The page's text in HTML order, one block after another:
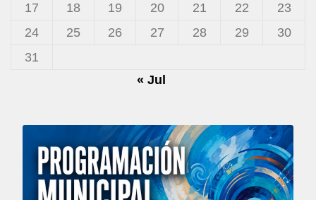
17
18 19 20 21 22
23
24
25 26 27 28 29
30
31
« Jul